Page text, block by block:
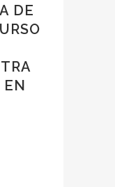
DE